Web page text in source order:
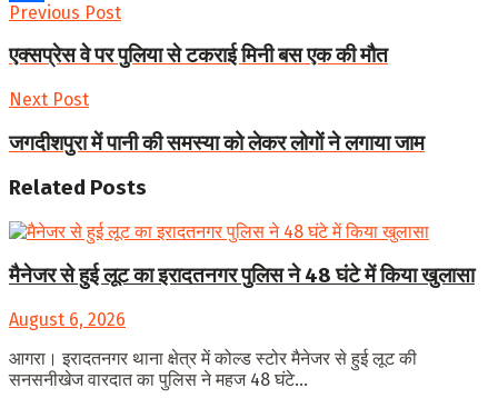
Share
Previous Post
एक्सप्रेस वे पर पुलिया से टकराई मिनी बस एक की मौत
Next Post
जगदीशपुरा में पानी की समस्या को लेकर लोगों ने लगाया जाम
Related Posts
मैनेजर से हुई लूट का इरादतनगर पुलिस ने 48 घंटे में किया खुलासा
August 6, 2026
आगरा। इरादतनगर थाना क्षेत्र में कोल्ड स्टोर मैनेजर से हुई लूट की
सनसनीखेज वारदात का पुलिस ने महज 48 घंटे...